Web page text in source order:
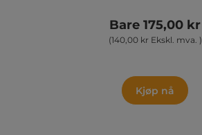
Bare 175,00 kr
(140,00 kr Ekskl. mva. )
Kjøp nå